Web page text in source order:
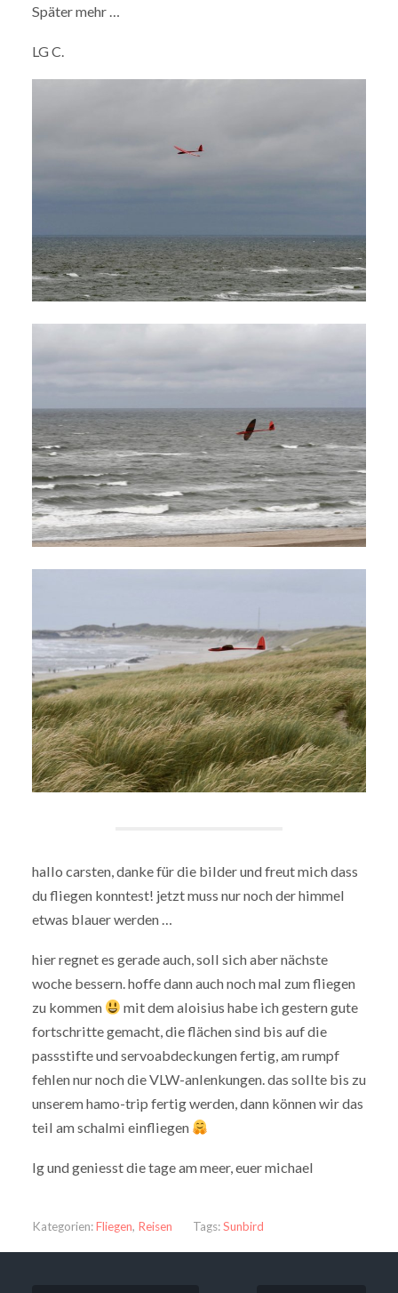
Später mehr …
LG C.
hallo carsten, danke für die bilder und freut mich dass
du fliegen konntest! jetzt muss nur noch der himmel
etwas blauer werden …
hier regnet es gerade auch, soll sich aber nächste
woche bessern. hoffe dann auch noch mal zum fliegen
zu kommen
mit dem aloisius habe ich gestern gute
fortschritte gemacht, die flächen sind bis auf die
passstifte und servoabdeckungen fertig, am rumpf
fehlen nur noch die VLW-anlenkungen. das sollte bis zu
unserem hamo-trip fertig werden, dann können wir das
teil am schalmi einfliegen
lg und geniesst die tage am meer, euer michael
Kategorien:Fliegen, Reisen Tags:Sunbird